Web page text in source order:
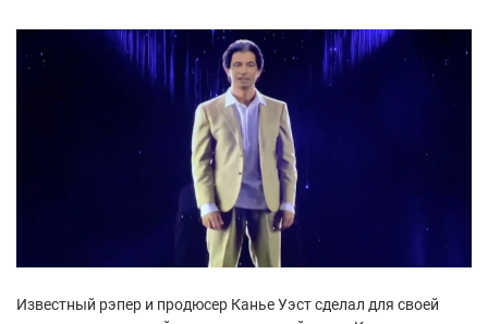
Известный рэпер и продюсер Канье Уэст сделал для своей